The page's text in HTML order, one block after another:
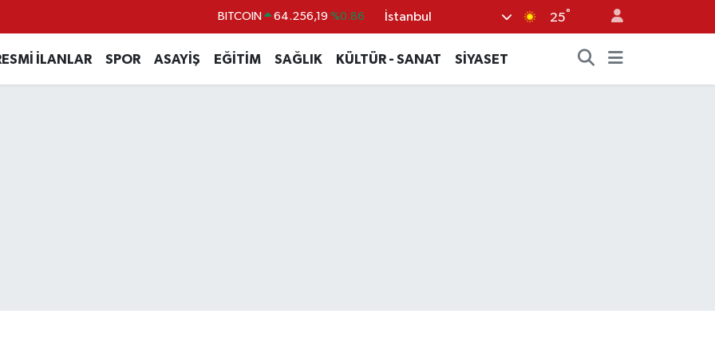
BITCOIN 64.256,19 %0.86
EURO 54,9368 %0.14
İstanbul 25°
İLANLAR SPOR ASAYİŞ EĞİTİM SAĞLIK KÜLTÜR - SANAT SİYASET